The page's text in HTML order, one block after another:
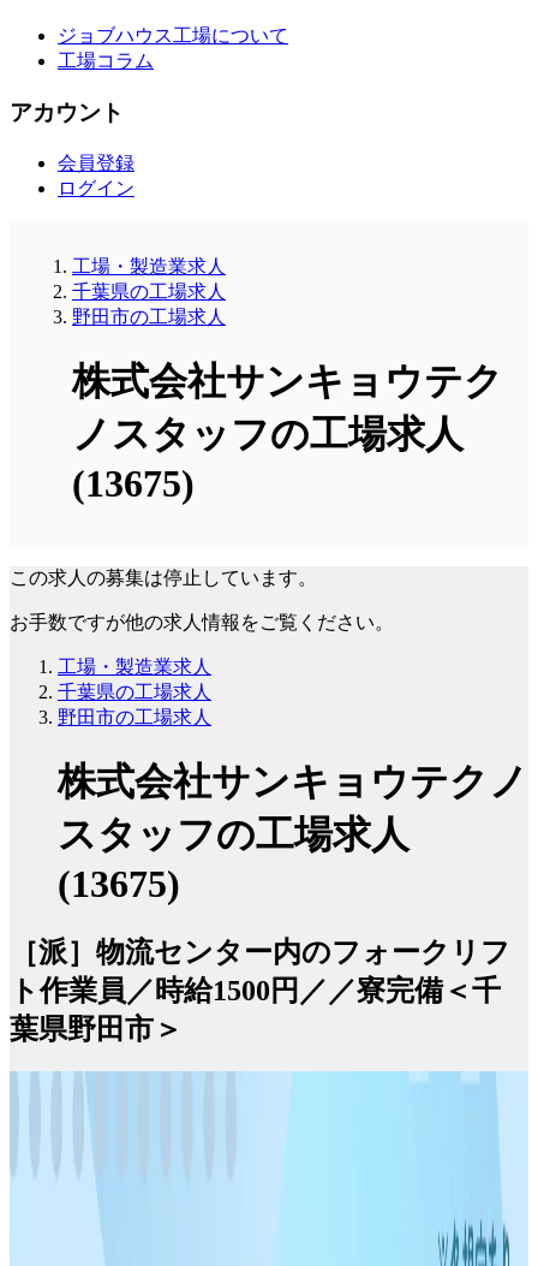
ジョブハウス工場について
工場コラム
アカウント
会員登録
ログイン
工場・製造業求人
千葉県の工場求人
野田市の工場求人
株式会社サンキョウテク
ノスタッフの工場求人
(13675)
この求人の募集は停止しています。
お手数ですが他の求人情報をご覧ください。
工場・製造業求人
千葉県の工場求人
野田市の工場求人
株式会社サンキョウテクノ
スタッフの工場求人
(13675)
［派］物流センター内のフォークリフ
ト作業員／時給1500円／／寮完備＜千
葉県野田市＞